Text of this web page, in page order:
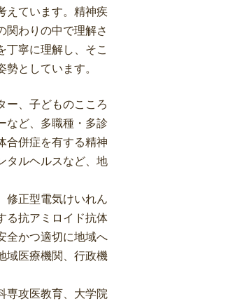
えています。精神疾
関わりの中で理解さ
丁寧に理解し、そこ
としています。
ー、子どものこころ
など、多職種・多診
合併症を有する精神
タルヘルスなど、地
修正型電気けいれん
る抗アミロイド抗体
全かつ適切に地域へ
域医療機関、行政機
専攻医教育、大学院